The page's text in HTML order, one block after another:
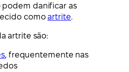
danificar as
comoartrite.
artrite são:
, frequentemente nas